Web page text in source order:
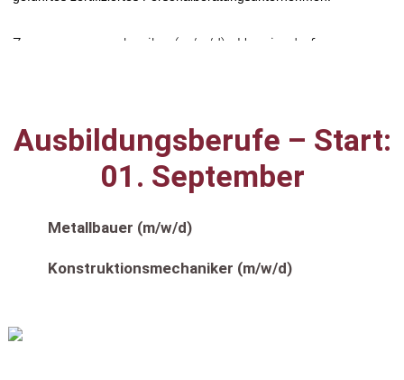
Ausbildungsberufe – Start:
01. September
Metallbauer (m/w/d)
Konstruktionsmechaniker (m/w/d)